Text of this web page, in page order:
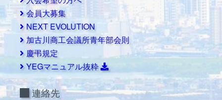
会員大募集
NEXT EVOLUTION
加古川商工会議所青年部会則
慶弔規定
YEGマニュアル抜粋
連絡先